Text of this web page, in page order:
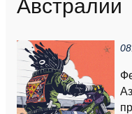
Австралии